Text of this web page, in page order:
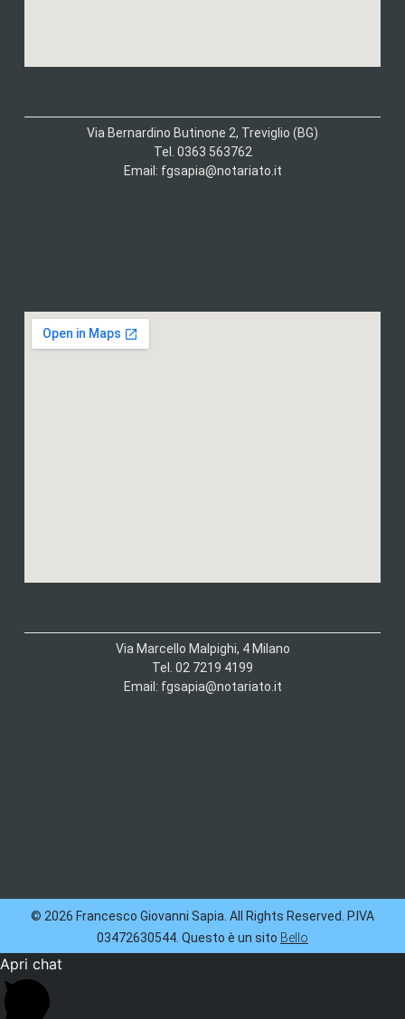
Via Bernardino Butinone 2, Treviglio (BG)
Tel. 0363 563762
Email: fgsapia@notariato.it
Via Marcello Malpighi, 4 Milano
Tel. 02 7219 4199
Email: fgsapia@notariato.it
© 2026 Francesco Giovanni Sapia. All Rights Reserved. P.IVA
03472630544. Questo è un sito Bello
Apri chat